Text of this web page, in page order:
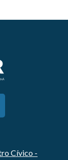
Cívico -